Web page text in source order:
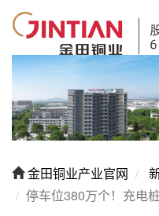
金田铜业产业官网
停车位380万个！充电桩